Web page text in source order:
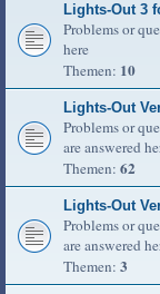
Lights-Out 3
Problems or
here
Themen: 10
Lights-Out
Problems or
are answered
Themen: 62
Lights-Out
Problems or
are answered
Themen: 3